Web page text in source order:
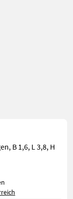
B 1,6, L 3,8, H